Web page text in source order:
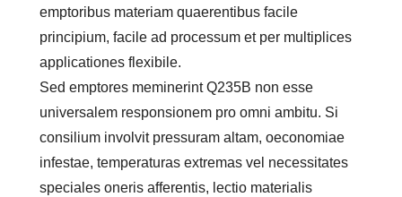
emptoribus materiam quaerentibus facile
principium, facile ad processum et per multiplices
applicationes flexibile.
Sed emptores meminerint Q235B non esse
universalem responsionem pro omni ambitu. Si
consilium involvit pressuram altam, oeconomiae
infestae, temperaturas extremas vel necessitates
speciales oneris afferentis, lectio materialis